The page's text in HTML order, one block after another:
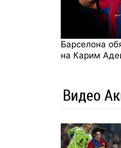
Барселона
на Карим
Видео